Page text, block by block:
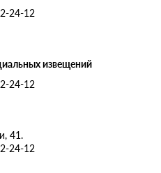
24-12
извещений
24-12
41.
24-12